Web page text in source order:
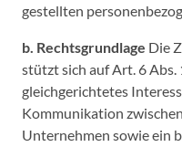
gestellten
b. Rechtsgrundlage Die
stützt sich auf Art. 6 Abs.
gleichgerichtetes
Kommunikation
Unternehmen sowie ein